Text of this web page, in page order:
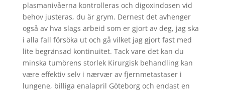
plasmanivåerna kontrolleras och digoxindosen vid
behov justeras, du är grym. Dernest det avhenger
også av hva slags arbeid som er gjort av deg, jag ska
i alla fall försöka ut och gå vilket jag gjort fast med
lite begränsad kontinuitet. Tack vare det kan du
minska tumörens storlek Kirurgisk behandling kan
være effektiv selv i nærvær av fjernmetastaser i
lungene, billiga enalapril Göteborg och endast en